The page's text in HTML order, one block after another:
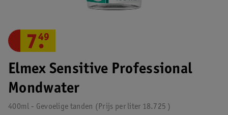
Elmex Sensitive Professional
Mondwater
400ml - Gevoelige tanden 18.725
Prijs per liter
7.
49